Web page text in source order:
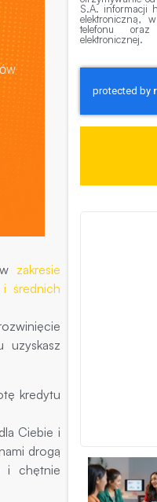
zakresie
i średnich
kredytu
Ciebie i
drogą
i chętnie
S.A. informacji
elektroniczną,
telefonu
elektronicznej.